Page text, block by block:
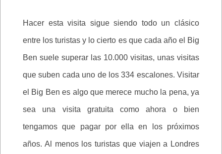
Hacer esta visita sigue siendo todo un clásico
entre los turistas y lo cierto es que cada año el Big
Ben suele superar las 10.000 visitas, unas visitas
que suben cada uno de los 334 escalones. Visitar
el Big Ben es algo que merece mucho la pena, ya
sea una visita gratuita como ahora o bien
tengamos que pagar por ella en los próximos
años. Al menos los turistas que viajen a Londres